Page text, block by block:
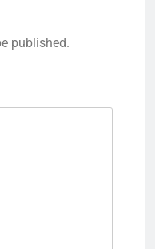
published.